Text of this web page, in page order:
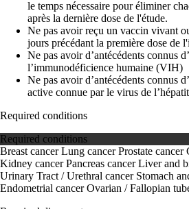
le temps nécessaire pour éliminer
après la dernière dose de l'étude.
Ne pas avoir reçu un vaccin vivant
jours précédant la première dose de
Ne pas avoir d’antécédents connus
l’immunodéficience humaine (VIH)
Ne pas avoir d’antécédents connus
active connue par le virus de
Required conditions
Required conditions
Breast cancerLung cancerProstate cancer
Kidney cancerPancreas cancerLiver and
Urinary Tract / Urethral cancer Stomach
Endometrial cancerOvarian / Fallopian